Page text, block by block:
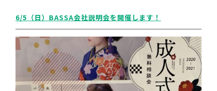
6/5（日）BASSA会社説明会を開催します！